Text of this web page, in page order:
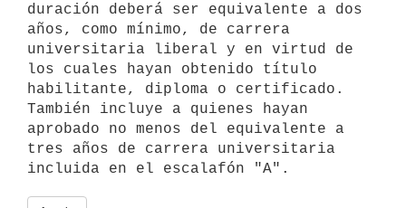
duración deberá ser equivalente a dos
años, como mínimo, de carrera
universitaria liberal y en virtud de
los cuales hayan obtenido título
habilitante, diploma o certificado.
También incluye a quienes hayan
aprobado no menos del equivalente a
tres años de carrera universitaria
incluida en el escalafón "A".